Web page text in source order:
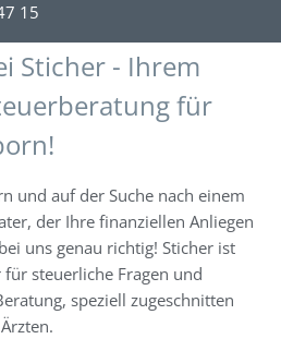
15
Sticher - Ihrem
für
und auf der Suche nach einem
der Ihre finanziellen Anliegen
uns genau richtig! Sticher ist
steuerliche Fragen und
speziell zugeschnitten
Handwerk, Bau